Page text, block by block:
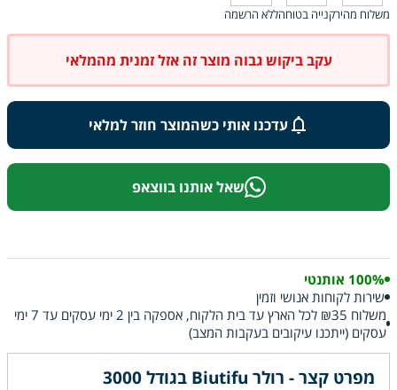
משלוח מהירקנייה בטוחהללא הרשמה
עקב ביקוש גבוה מוצר זה אזל זמנית מהמלאי
עדכנו אותי כשהמוצר חוזר למלאי
שאל אותנו בווצאפ
100% אותנטי
שירות לקוחות אנושי וזמין
משלוח ₪35 לכל הארץ עד בית הלקוח, אספקה בין 2 ימי עסקים עד 7 ימי
עסקים (ייתכנו עיקובים בעקבות המצב)
מפרט קצר - רולר Biutifu בגודל 3000